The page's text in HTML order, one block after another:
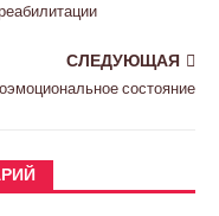
СЛЕДУЮЩАЯ
состояние